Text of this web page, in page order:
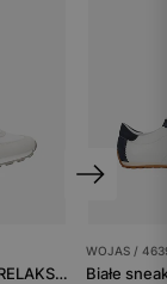
Białe sneakersy RELAKS z panterkowymi elementami
WOJAS /